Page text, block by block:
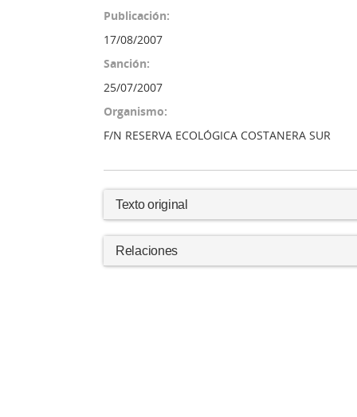
Publicación:
17/08/2007
Sanción:
25/07/2007
Organismo:
F/N RESERVA ECOLÓGICA COSTANERA SUR
Texto original
Relaciones